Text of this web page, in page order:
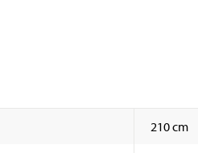
210 cm